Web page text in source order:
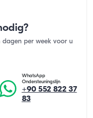
dagen per week voor u
WhatsApp
Ondersteuningslijn
+90 552 822 37
83